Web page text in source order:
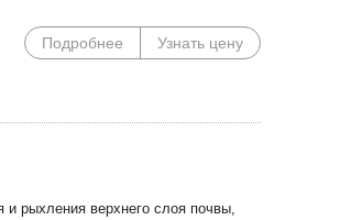
Подробнее Узнать цену
рыхления верхнего слоя почвы,